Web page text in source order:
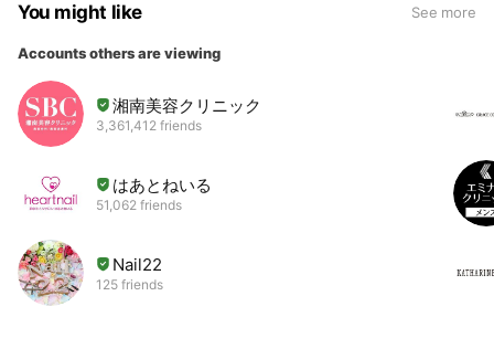
You might like See more
Accounts others are viewing
湘南美容クリニック
3,361,412 friends
はあとねいる
51,062 friends
Nail22
125 friends